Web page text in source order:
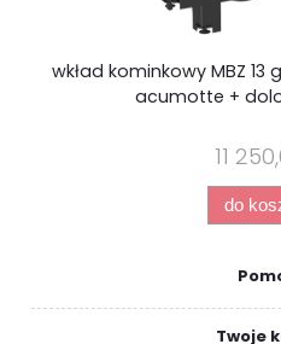
wkład kominkowy MBZ
acumotte +
11
do
Twoje